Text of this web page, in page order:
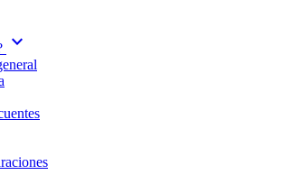
expand_more